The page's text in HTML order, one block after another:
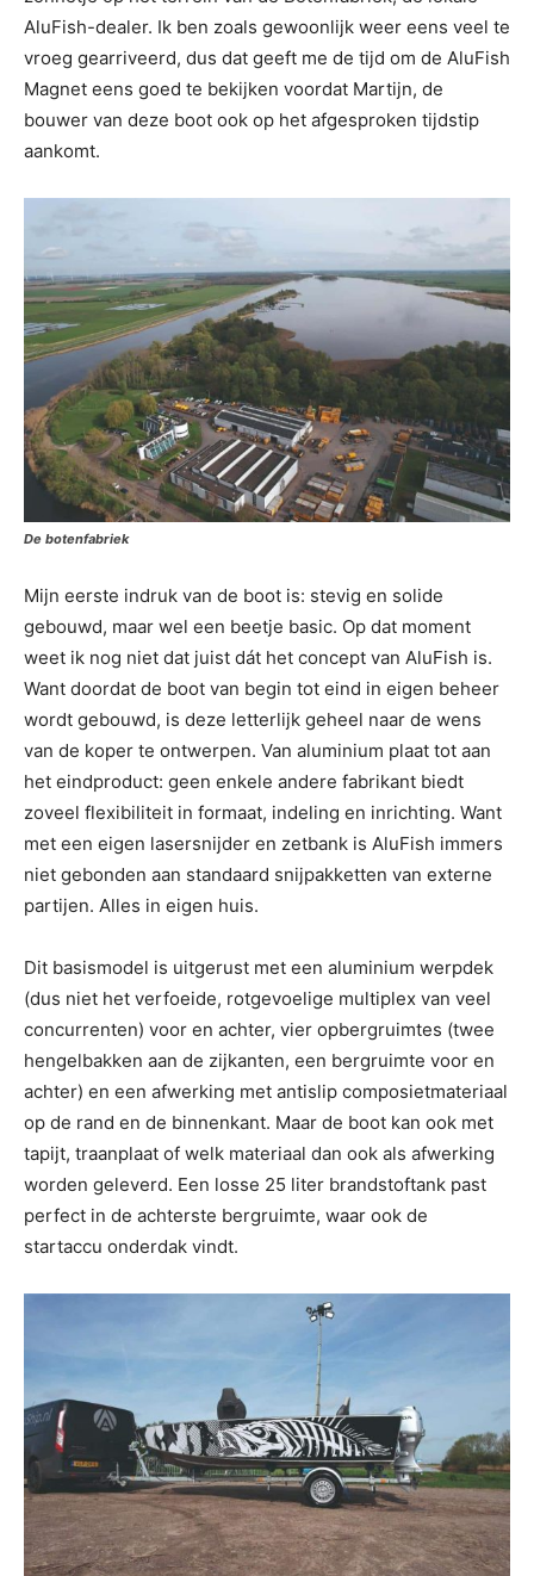
AluFish-dealer. Ik ben zoals gewoonlijk weer eens veel te
vroeg gearriveerd, dus dat geeft me de tijd om de AluFish
Magnet eens goed te bekijken voordat Martijn, de
bouwer van deze boot ook op het afgesproken tijdstip
aankomt.
De botenfabriek
Mijn eerste indruk van de boot is: stevig en solide
gebouwd, maar wel een beetje basic. Op dat moment
weet ik nog niet dat juist dát het concept van AluFish is.
Want doordat de boot van begin tot eind in eigen beheer
wordt gebouwd, is deze letterlijk geheel naar de wens
van de koper te ontwerpen. Van aluminium plaat tot aan
het eindproduct: geen enkele andere fabrikant biedt
zoveel flexibiliteit in formaat, indeling en inrichting. Want
met een eigen lasersnijder en zetbank is AluFish immers
niet gebonden aan standaard snijpakketten van externe
partijen. Alles in eigen huis.
Dit basismodel is uitgerust met een aluminium werpdek
(dus niet het verfoeide, rotgevoelige multiplex van veel
concurrenten) voor en achter, vier opbergruimtes (twee
hengelbakken aan de zijkanten, een bergruimte voor en
achter) en een afwerking met antislip composietmateriaal
op de rand en de binnenkant. Maar de boot kan ook met
tapijt, traanplaat of welk materiaal dan ook als afwerking
worden geleverd. Een losse 25 liter brandstoftank past
perfect in de achterste bergruimte, waar ook de
startaccu onderdak vindt.